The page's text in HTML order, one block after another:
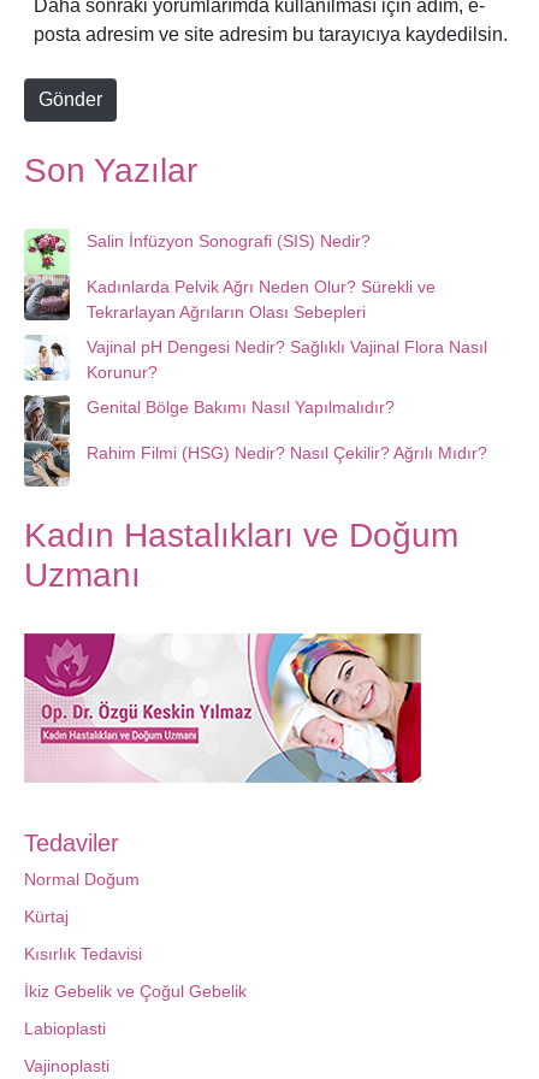
e
Daha sonraki yorumlarımda kullanılması için adım, e-
posta adresim ve site adresim bu tarayıcıya kaydedilsin.
Gönder
Son Yazılar
Salin İnfüzyon Sonografi (SIS) Nedir?
Kadınlarda Pelvik Ağrı Neden Olur? Sürekli ve
Tekrarlayan Ağrıların Olası Sebepleri
Vajinal pH Dengesi Nedir? Sağlıklı Vajinal Flora Nasıl
Korunur?
Genital Bölge Bakımı Nasıl Yapılmalıdır?
Rahim Filmi (HSG) Nedir? Nasıl Çekilir? Ağrılı Mıdır?
Kadın Hastalıkları ve Doğum
Uzmanı
Tedaviler
Normal Doğum
Kürtaj
Kısırlık Tedavisi
İkiz Gebelik ve Çoğul Gebelik
Labioplasti
Vajinoplasti